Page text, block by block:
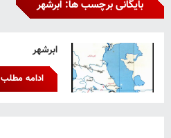
بایگانی برچسب ها: ابرشهر
ابرشهر
ادامه مطلب